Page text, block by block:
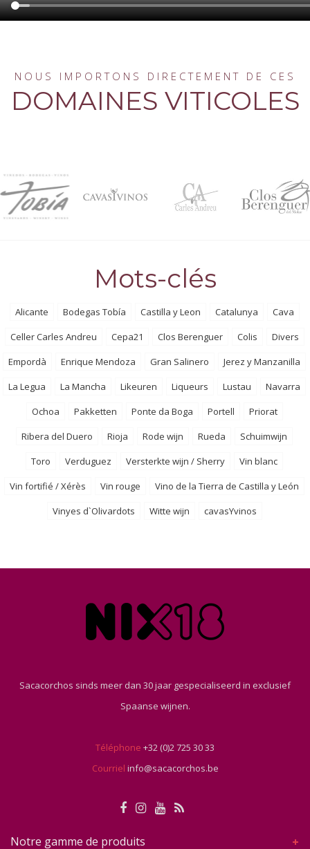
NOUS IMPORTONS DIRECTEMENT DE CES
DOMAINES VITICOLES
Mots-clés
Alicante Bodegas Tobía Castilla y Leon Catalunya
Cava
Celler Carles Andreu
Cepa21 Clos Berenguer Colis
Divers
Empordà
Enrique Mendoza Gran Salinero
Jerez y Manzanilla
La Legua
La Mancha Likeuren Liqueurs Lustau
Navarra
Ochoa
Pakketten Ponte da Boga Portell
Priorat
Ribera del Duero
Rioja Rode wijn Rueda
Schuimwijn
Toro
Verduguez Versterkte wijn / Sherry
Vin blanc
Vin fortifié / Xérès
Vin rouge
Vino de la Tierra de Castilla y León
Vinyes d`Olivardots
Witte wijn cavasYvinos
Sacacorchos sinds meer dan 30 jaar gespecialiseerd in exclusief
Spaanse wijnen.
Téléphone +32 (0)2 725 30 33
Courriel info@sacacorchos.be
Notre gamme de produits